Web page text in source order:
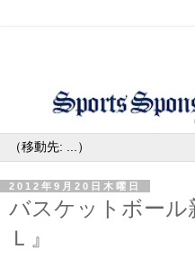
2012年9月20日木曜日
バスケットボール
Ｌ』